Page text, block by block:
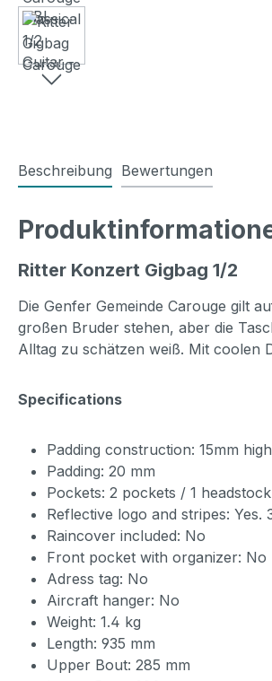
Beschreibung Bewertungen
Ritter Konzert Gigbag 1/2
Die Genfer Gemeinde Carouge gilt
großen Bruder stehen, aber die
Alltag zu schätzen weiß. Mit coolen
Specifications
Padding construction: 15mm
Padding: 20 mm
Pockets: 2 pockets / 1
Reflective logo and stripes: Yes.
Raincover included: No
Front pocket with organizer: No
Adress tag: No
Aircraft hanger: No
Weight: 1.4 kg
Length: 935 mm
Upper Bout: 285 mm